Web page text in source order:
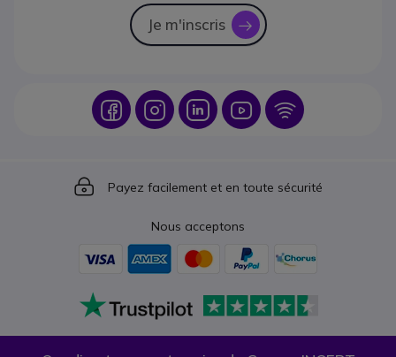
Je m'inscris icon
Icon IconIcon Icon Icon
Icon
Payez facilement et en toute sécurité
Nous acceptons